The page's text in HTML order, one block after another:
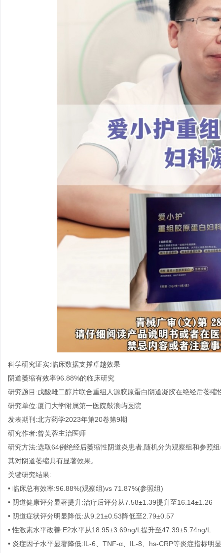
科学研究证实:临床数据支撑卓越效果
阴道萎缩有效率96.88%的临床研究
研究题目:戊酸雌二醇片联合重组人源胶原蛋白阴道凝胶在绝经后萎缩
研究单位:厦门大学附属第一医院鼓浪屿医院
发表期刊:北方药学2023年第20卷第9期
研究作者:曾芙蓉主治医师
研究方法:选取64例绝经后萎缩性阴道炎患者,随机分为观察组和参照
其对阴道萎缩具有显著效果。
关键研究结果:
• 临床总有效率:96.88%(观察组)vs 71.87%(参照组)
• 阴道健康评分显著提升:治疗后评分从7.58±1.39提升至16.14±1.26
• 阴道症状评分明显降低:从9.21±0.53降低至2.79±0.57
• 性激素水平改善:E2水平从18.95±3.69ng/L提升至47.39±5.74ng/L
• 炎症因子水平显著降低:IL-6、TNF-α、IL-8、hs-CRP等炎症指标明